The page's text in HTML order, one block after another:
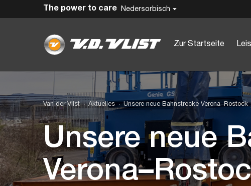
Nedersorbisch
Zur Startseite
The power to care
Van der Vlist Aktuelles Unsere neue Bahnstrecke Verona–Rostock
Unsere neue